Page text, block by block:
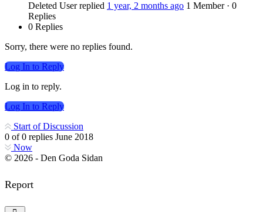
Deleted User replied 1 year, 2 months ago 1 Member · 0
Replies
0 Replies
Sorry, there were no replies found.
Log In to Reply
Log in to reply.
Log In to Reply
Start of Discussion
0 of0 replies June 2018
Now
© 2026 - Den Goda Sidan
Report